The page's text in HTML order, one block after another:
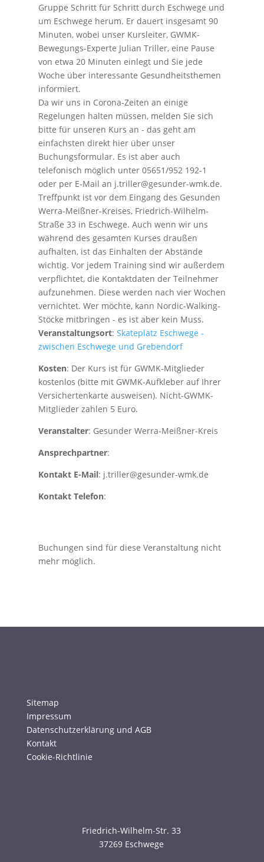
Gruppe Schritt für Schritt durch Eschwege und
um Eschwege herum. Er dauert insgesamt 90
Minuten, wobei unser Kursleiter, GWMK-
Bewegungs-Experte Julian Triller, eine Pause
von etwa 20 Minuten einlegt und Sie jede
Woche über interessante Gesundheitsthemen
informiert.
Da wir uns in Corona-Zeiten an einige
Regelungen halten müssen, melden Sie sich
bitte für unseren Kurs an - das geht am
einfachsten direkt hier über unser
Buchungsformular. Es ist aber auch
telefonisch möglich unter 05651/952 192-1
oder per E-Mail an j.triller@gesunder-wmk.de.
Treffpunkt ist vor dem Eingang des Gesunden
Werra-Meißner-Kreises, Friedrich-Wilhelm-
Straße 33 in Eschwege. Auch wenn wir uns
während des gesamten Kurses draußen
aufhalten, ist das Einhalten der Abstände
wichtig. Vor jedem Training sind wir außerdem
verpflichtet, die Kontaktdaten der Teilnehmer
aufzunehmen. Diese werden nach vier Wochen
vernichtet. Wer möchte, kann Nordic-Walking-
Stöcke mitbringen - es ist aber kein Muss.
Veranstaltungsort: Skateplatz Eschwege -
zwischen Eschwege und Grebendorf
Kosten: Der Kurs ist für GWMK-Mitglieder
kostenlos (bitte mit GWMK-Aufkleber auf Ihrer
Versichertenkarte ausweisen). Nicht-GWMK-
Mitglieder zahlen 5 Euro.
Veranstalter: Gesunder Werra-Meißner-Kreis
Ansprechpartner:
Kontakt E-Mail: j.triller@gesunder-wmk.de
Kontakt Telefon:
Buchungen sind für diese Veranstaltung nicht
mehr möglich.
Sitemap
Impressum
Datenschutzerklärung und AGB
Kontakt
Cookie-Richtlinie
Friedrich-Wilhelm-Str. 33
37269 Eschwege